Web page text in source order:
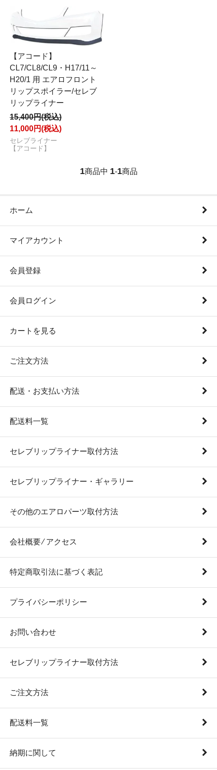
【アコード】
CL7/CL8/CL9・H17/11～
H20/1 用 エアロフロント
リップスポイラー/セレブ
リップライナー
15,400円(税込)
11,000円(税込)
セレブライナー
【アコード】
1商品中 1-1商品
ホーム
マイアカウント
会員登録
会員ログイン
カートを見る
ご注文方法
配送・お支払い方法
配送料一覧
セレブリップライナー取付方法
セレブリップライナー・ギャラリー
その他のエアロパーツ取付方法
会社概要 ⁄ アクセス
特定商取引法に基づく表記
プライバシーポリシー
お問い合わせ
セレブリップライナー取付方法
ご注文方法
配送料一覧
納期に関して